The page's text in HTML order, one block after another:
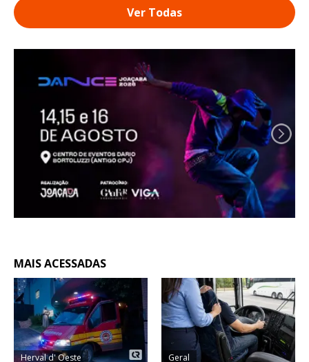
Ver Todas
MAIS ACESSADAS
Herval d' Oeste Geral